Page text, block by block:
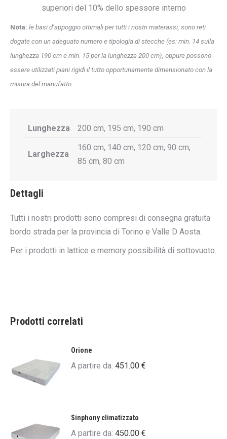
superiori del 10% dello spessore interno
Nota: le basi d’appoggio ottimali per tutti i nostri materassi, sono reti
dogate con un adeguato numero e tipologia di stecche (es: min. 14 sulla
lunghezza 190 cm e min. 15 per la lunghezza 200 cm), oppure possono
essere utilizzati piani rigidi il tutto opportunamente dimensionato con la
misura del manufatto.
Lunghezza 200 cm, 195 cm, 190 cm
Larghezza
160 cm, 140 cm, 120 cm, 90 cm,
85 cm, 80 cm
Dettagli
Tutti i nostri prodotti sono compresi di consegna gratuita
bordo strada per la provincia di Torino e Valle D Aosta.
Per i prodotti in lattice e memory possibilità di sottovuoto.
Prodotti correlati
Orione
A partire da: 451.00 €
Sinphony climatizzato
A partire da: 450.00 €